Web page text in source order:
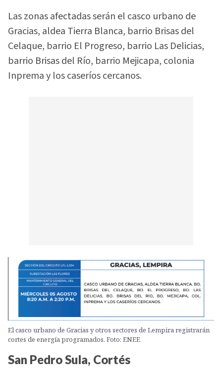
Las zonas afectadas serán el casco urbano de
Gracias, aldea Tierra Blanca, barrio Brisas del
Celaque, barrio El Progreso, barrio Las Delicias,
barrio Brisas del Río, barrio Mejicapa, colonia
Inprema y los caseríos cercanos.
El casco urbano de Gracias y otros sectores de Lempira registrarán
cortes de energía programados. Foto: ENEE
San Pedro Sula, Cortés